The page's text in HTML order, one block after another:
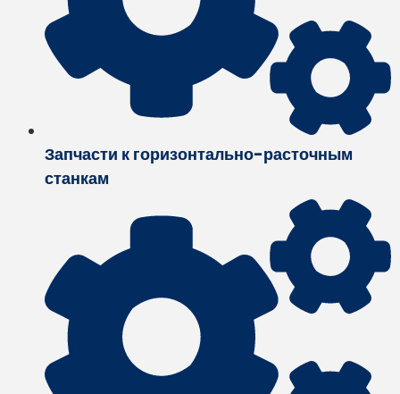
Запчасти к горизонтально-расточным
станкам